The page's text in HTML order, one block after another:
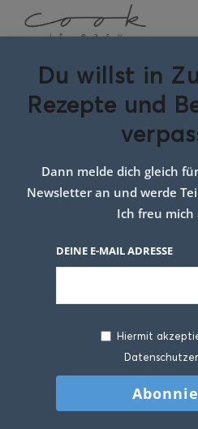
dessert
Erdbeere
Du willst in
Rezepte und
Dann melde dich gleich
Newsletter an und werde
Ich freu mich
DEINE E-MAIL ADRESSE
Hiermit